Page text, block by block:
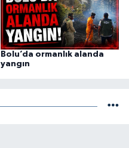
Bolu’da ormanlık alanda
yangın